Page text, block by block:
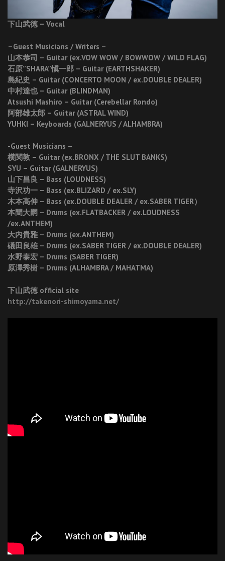
下山武徳 – Vocal
–Guest Musicians / Writers –
山本恭司 – Guitar (ex.VOW WOW / BOWWOW / WILD FLAG)
石原”SHARA”愼一郎 – Guitar (EARTHSHAKER)
島紀史 – Guitar (CONCERTO MOON / ex.DOUBLE DEALER)
中村達也 – Guitar (BLINDMAN)
Atsushi Mashiro – Guitar (Cerebellar Rondo)
阿部雄太郎 – Guitar (ASTRAL WIND)
YUHKI – Keyboards (GALNERYUS / ALHAMBRA)
-Guest Musicians –
横関敦 – Guitar (ex.BRONX / THE SLUT BANKS)
SYU – Guitar (GALNERYUS)
山下昌良 – Bass (LOUDNESS)
寺沢功一 – Bass (ex.BLIZARD / ex.SLY)
木本高伸 – Bass (ex.DOUBLE DEALER / ex.SABER TIGER）
本間大嗣 – Drums (ex.FLATBACKER / ex.LOUDNESS
/ex.ANTHEM)
大内貴雅 – Drums (ex.ANTHEM)
礒田良雄 – Drums (ex.SABER TIGER / ex.DOUBLE DEALER)
水野泰宏 – Drums (SABER TIGER)
原澤秀樹 – Drums (ALHAMBRA / MAHATMA)
下山武徳 official site
http://takenori-shimoyama.net/